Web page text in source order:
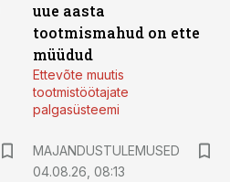
uue aasta
tootmismahud on ette
müüdud
Ettevõte muutis
tootmistöötajate
palgasüsteemi
MAJANDUSTULEMUSED
04.08.26, 08:13